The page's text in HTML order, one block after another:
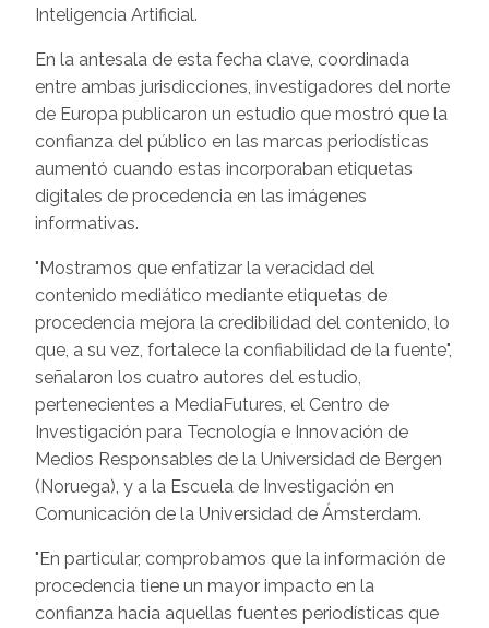
Inteligencia Artificial.
En la antesala de esta fecha clave, coordinada
entre ambas jurisdicciones, investigadores del norte
de Europa publicaron un estudio que mostró que la
confianza del público en las marcas periodísticas
aumentó cuando estas incorporaban etiquetas
digitales de procedencia en las imágenes
informativas.
"Mostramos que enfatizar la veracidad del
contenido mediático mediante etiquetas de
procedencia mejora la credibilidad del contenido, lo
que, a su vez, fortalece la confiabilidad de la fuente",
señalaron los cuatro autores del estudio,
pertenecientes a MediaFutures, el Centro de
Investigación para Tecnología e Innovación de
Medios Responsables de la Universidad de Bergen
(Noruega), y a la Escuela de Investigación en
Comunicación de la Universidad de Ámsterdam.
"En particular, comprobamos que la información de
procedencia tiene un mayor impacto en la
confianza hacia aquellas fuentes periodísticas que